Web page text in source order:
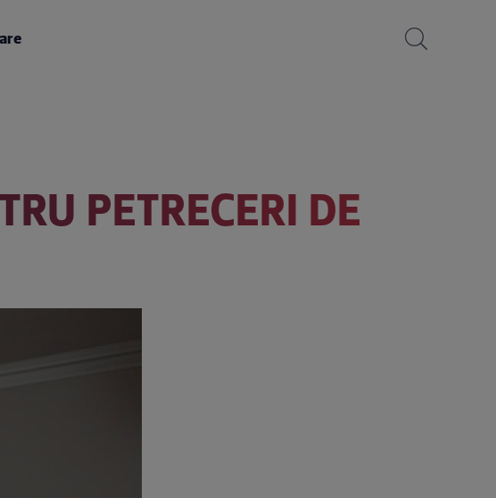
PETRECERI DE